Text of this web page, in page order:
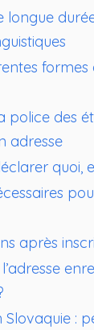
longue
formes
police des
adresse
quoi,
après
Slovaquie :